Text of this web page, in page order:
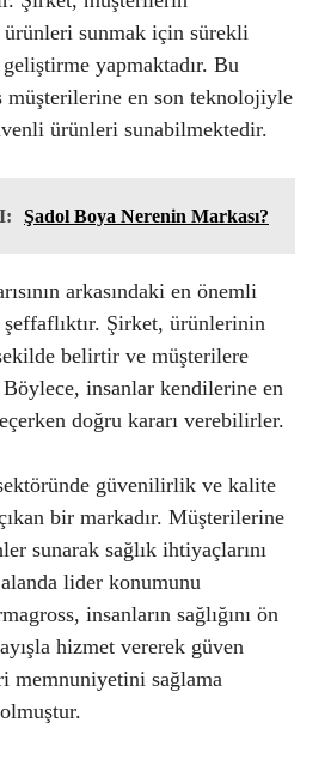
ürünleri sunmak için sürekli
yapmaktadır. Bu
müşterilerine en son teknolojiyle
ürünleri sunabilmektedir.
Şadol Boya Nerenin Markası?
arkasındaki en önemli
Şirket, ürünlerinin
belirtir ve müşterilere
insanlar kendilerine en
doğru kararı verebilirler.
güvenilirlik ve kalite
bir markadır. Müşterilerine
sunarak sağlık ihtiyaçlarını
lider konumunu
insanların sağlığını ön
hizmet vererek güven
memnuniyetini sağlama